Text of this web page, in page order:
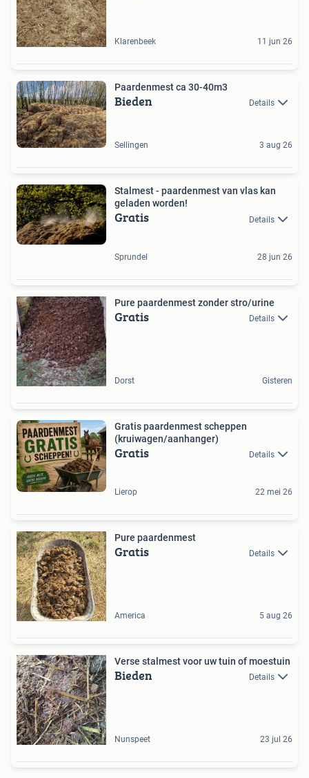
Klarenbeek 11 jun 26
Paardenmest ca 30-40m3
Bieden Details
Sellingen 3 aug 26
Stalmest - paardenmest van vlas kan
geladen worden!
Gratis Details
Sprundel 28 jun 26
Pure paardenmest zonder stro/urine
Gratis Details
Dorst Gisteren
Gratis paardenmest scheppen
(kruiwagen/aanhanger)
Gratis Details
Lierop 22 mei 26
Pure paardenmest
Gratis Details
America 5 aug 26
Verse stalmest voor uw tuin of moestuin
Bieden Details
Nunspeet 23 jul 26